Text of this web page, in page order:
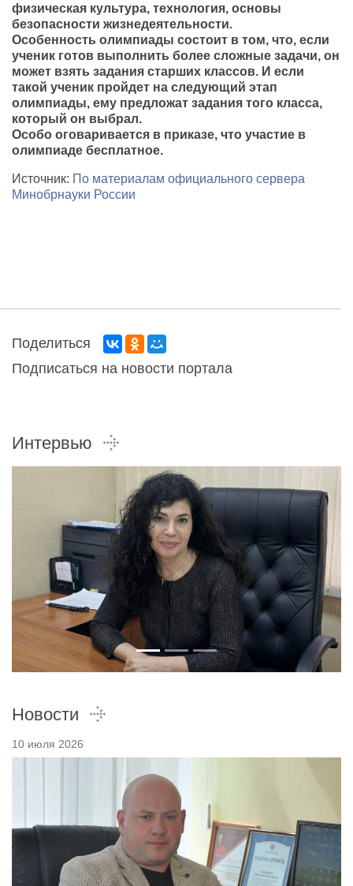
физическая культура, технология, основы
безопасности жизнедеятельности.
Особенность олимпиады состоит в том, что, если
ученик готов выполнить более сложные задачи, он
может взять задания старших классов. И если
такой ученик пройдет на следующий этап
олимпиады, ему предложат задания того класса,
который он выбрал.
Особо оговаривается в приказе, что участие в
олимпиаде бесплатное.
Источник: По материалам официального сервера
Минобрнауки России
Поделиться
Подписаться на новости портала
Интервью
Новости
10 июля 2026